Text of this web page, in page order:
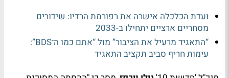
ועדת הכלכלה אישרה את רפורמת הרדיו: שידורים
מסחריים ארציים יתחילו ב-2033
“התאגיד מרעיל את הציבור” מול “אתם כמו ה־BDS”:
עימות חריף סביב תקציב התאגיד